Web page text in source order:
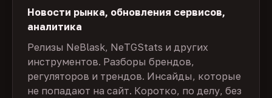
Новости рынка, обновления сервисов,
аналитика
Релизы NeBlask, NeTGStats и других
инструментов. Разборы брендов,
регуляторов и трендов. Инсайды, которые
не попадают на сайт. Коротко, по делу, без